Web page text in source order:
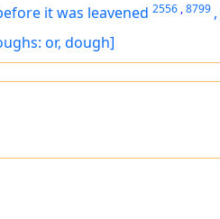
it was leavened 2556 ,8799 ,
or, dough]